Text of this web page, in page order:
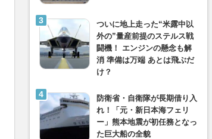
ついに地上走った“米露中以
外の”量産前提のステルス戦
闘機！ エンジンの懸念も解
消 準備は万端 あとは飛ぶだ
け？
防衛省・自衛隊が長期借り入
れ！「元・新日本海フェリ
ー」熊本地震が初任務となっ
た巨大船の全貌